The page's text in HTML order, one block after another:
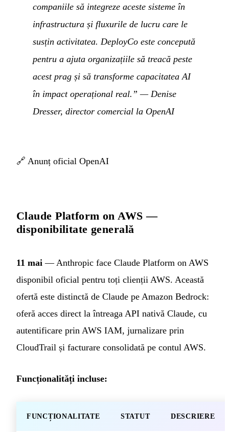
companiile să integreze aceste sisteme în
infrastructura și fluxurile de lucru care le
susțin activitatea. DeployCo este concepută
pentru a ajuta organizațiile să treacă peste
acest prag și să transforme capacitatea AI
în impact operațional real.” — Denise
Dresser, director comercial la OpenAI
🔗 Anunț oficial OpenAI
Claude Platform on AWS —
disponibilitate generală
11 mai — Anthropic face Claude Platform on AWS
disponibil oficial pentru toți clienții AWS. Această
ofertă este distinctă de Claude pe Amazon Bedrock:
oferă acces direct la întreaga API nativă Claude, cu
autentificare prin AWS IAM, jurnalizare prin
CloudTrail și facturare consolidată pe contul AWS.
Funcționalități incluse:
FUNCȚIONALITATE STATUT DESCRIERE